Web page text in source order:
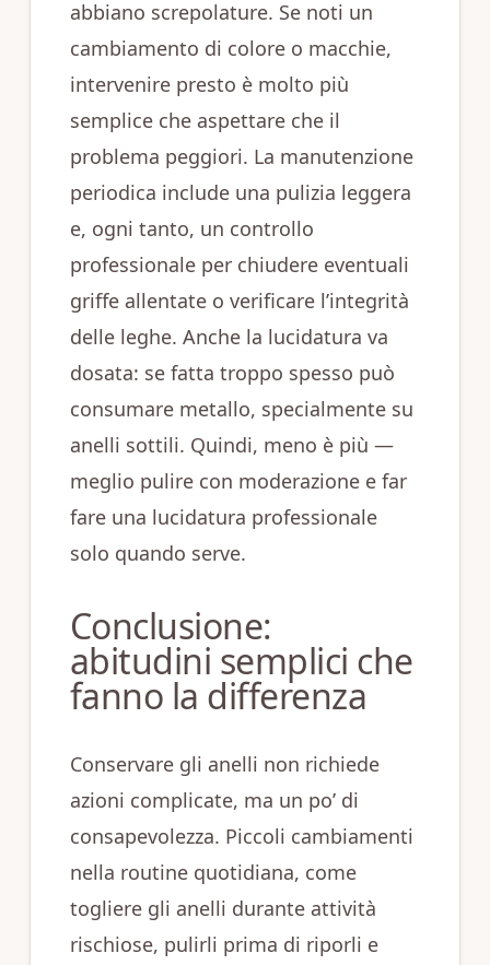
abbiano screpolature. Se noti un
cambiamento di colore o macchie,
intervenire presto è molto più
semplice che aspettare che il
problema peggiori. La manutenzione
periodica include una pulizia leggera
e, ogni tanto, un controllo
professionale per chiudere eventuali
griffe allentate o verificare l’integrità
delle leghe. Anche la lucidatura va
dosata: se fatta troppo spesso può
consumare metallo, specialmente su
anelli sottili. Quindi, meno è più —
meglio pulire con moderazione e far
fare una lucidatura professionale
solo quando serve.
Conclusione:
abitudini semplici che
fanno la differenza
Conservare gli anelli non richiede
azioni complicate, ma un po’ di
consapevolezza. Piccoli cambiamenti
nella routine quotidiana, come
togliere gli anelli durante attività
rischiose, pulirli prima di riporli e